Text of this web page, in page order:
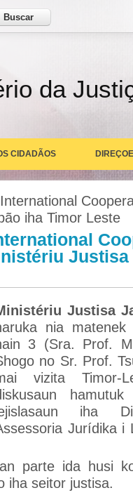
da
CIDADÃOS
iha Timor Leste
Justisa
nia
3 (Sra. Prof.
no Sr. Prof.
vizita Timor-
iha
Jurídika i
parte ida husi
iha seitor justisa.